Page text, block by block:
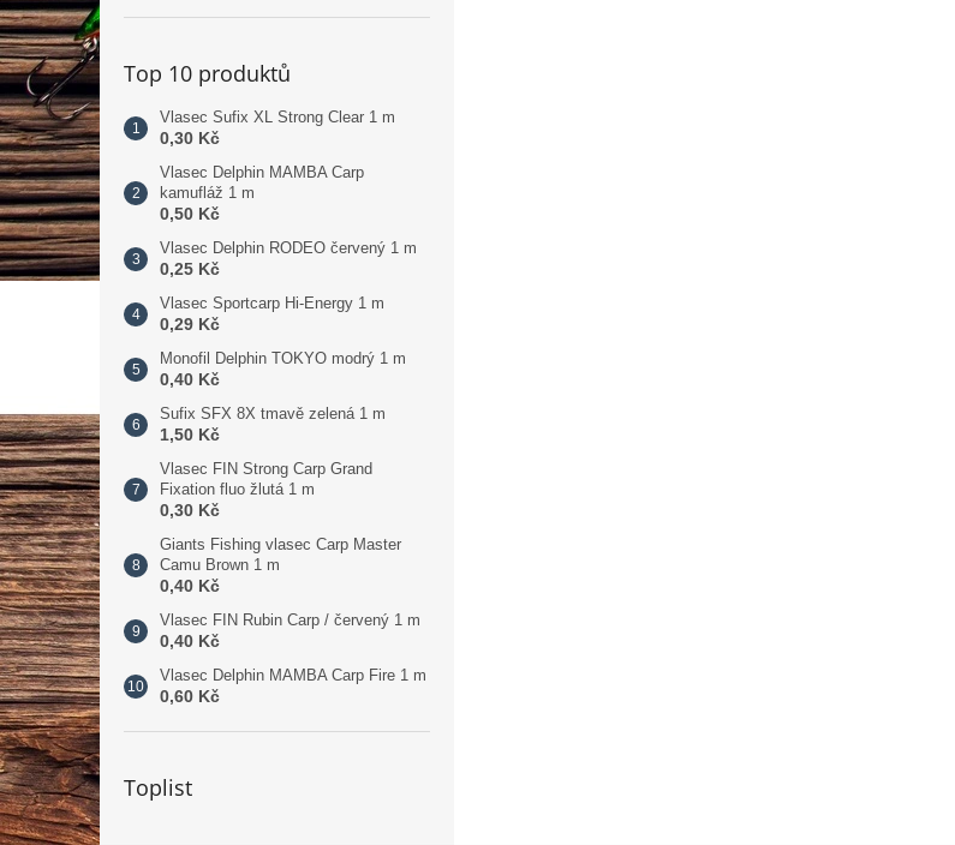
Top 10 produktů
Vlasec Sufix XL Strong Clear 1 m
0,30 Kč
Vlasec Delphin MAMBA Carp
kamufláž 1 m
0,50 Kč
Vlasec Delphin RODEO červený 1 m
0,25 Kč
Vlasec Sportcarp Hi-Energy 1 m
0,29 Kč
Monofil Delphin TOKYO modrý 1 m
0,40 Kč
Sufix SFX 8X tmavě zelená 1 m
1,50 Kč
Vlasec FIN Strong Carp Grand
Fixation fluo žlutá 1 m
0,30 Kč
Giants Fishing vlasec Carp Master
Camu Brown 1 m
0,40 Kč
Vlasec FIN Rubin Carp / červený 1 m
0,40 Kč
Vlasec Delphin MAMBA Carp Fire 1 m
0,60 Kč
Toplist